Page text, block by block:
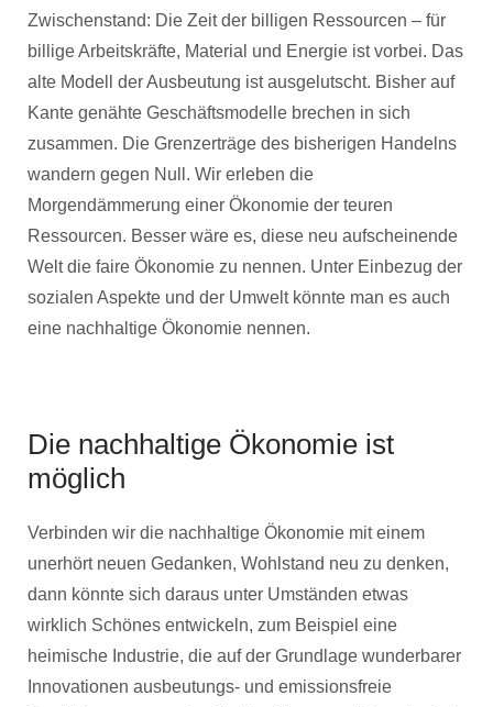
Zwischenstand: Die Zeit der billigen Ressourcen – für
billige Arbeitskräfte, Material und Energie ist vorbei. Das
alte Modell der Ausbeutung ist ausgelutscht. Bisher auf
Kante genähte Geschäftsmodelle brechen in sich
zusammen. Die Grenzerträge des bisherigen Handelns
wandern gegen Null. Wir erleben die
Morgendämmerung einer Ökonomie der teuren
Ressourcen. Besser wäre es, diese neu aufscheinende
Welt die faire Ökonomie zu nennen. Unter Einbezug der
sozialen Aspekte und der Umwelt könnte man es auch
eine nachhaltige Ökonomie nennen.
Die nachhaltige Ökonomie ist
möglich
Verbinden wir die nachhaltige Ökonomie mit einem
unerhört neuen Gedanken, Wohlstand neu zu denken,
dann könnte sich daraus unter Umständen etwas
wirklich Schönes entwickeln, zum Beispiel eine
heimische Industrie, die auf der Grundlage wunderbarer
Innovationen ausbeutungs- und emissionsfreie